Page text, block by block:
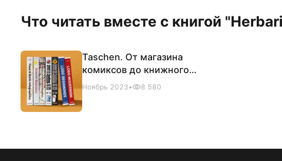
Что читать вместе с книгой
Taschen. От магазина
комиксов до книжного
бренда класса люкс
Ноябрь 2023• 8 580